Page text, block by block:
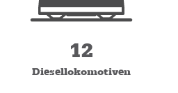
12
Diesellokomotiven